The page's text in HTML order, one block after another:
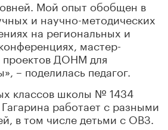
Мой опыт обобщен в
и научно-методических
на региональных и
мастер-
проектов ДОНМ для
– поделилась педагог.
классов школы № 1434
работает с разными
в том числе детьми с ОВЗ.